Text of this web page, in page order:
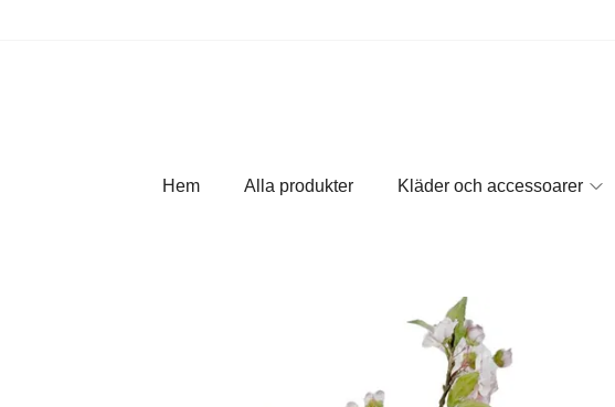
Hem Alla produkter Kläder och accessoarer